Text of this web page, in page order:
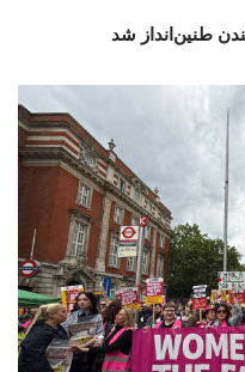
طنین‌انداز شد